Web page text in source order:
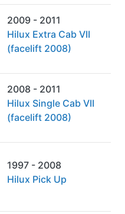
2009 - 2011
Hilux Extra Cab VII
(facelift 2008)
2008 - 2011
Hilux Single Cab VII
(facelift 2008)
1997 - 2008
Hilux Pick Up